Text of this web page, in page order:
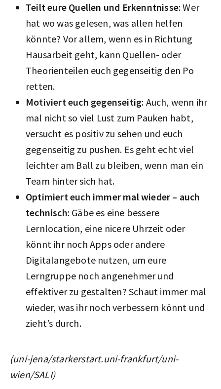
Teilt eure Quellen und Erkenntnisse: Wer
hat wo was gelesen, was allen helfen
könnte? Vor allem, wenn es in Richtung
Hausarbeit geht, kann Quellen- oder
Theorienteilen euch gegenseitig den Po
retten.
Motiviert euch gegenseitig: Auch, wenn ihr
mal nicht so viel Lust zum Pauken habt,
versucht es positiv zu sehen und euch
gegenseitig zu pushen. Es geht echt viel
leichter am Ball zu bleiben, wenn man ein
Team hinter sich hat.
Optimiert euch immer mal wieder – auch
technisch: Gäbe es eine bessere
Lernlocation, eine nicere Uhrzeit oder
könnt ihr noch Apps oder andere
Digitalangebote nutzen, um eure
Lerngruppe noch angenehmer und
effektiver zu gestalten? Schaut immer mal
wieder, was ihr noch verbessern könnt und
zieht’s durch.
(uni-jena/starkerstart.uni-frankfurt/uni-
wien/SALI)